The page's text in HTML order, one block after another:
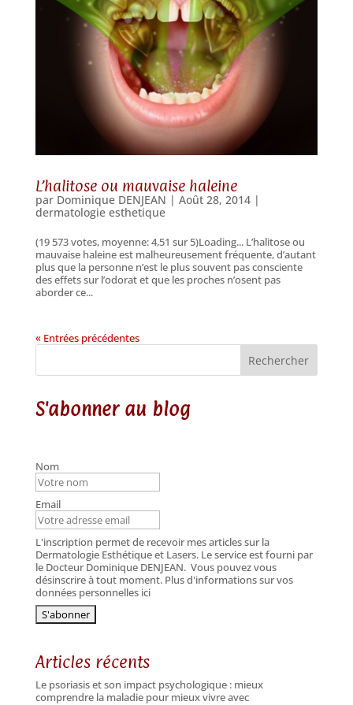
L’halitose ou mauvaise haleine
par Dominique DENJEAN | Août 28, 2014|
dermatologie esthetique
(19 573 votes, moyenne: 4,51 sur 5)Loading... L’halitose ou
mauvaise haleine est malheureusement fréquente, d’autant
plus que la personne n’est le plus souvent pas consciente
des effets sur l’odorat et que les proches n’osent pas
aborder ce...
« Entrées précédentes
Rechercher
S'abonner au blog
Nom
Email
L'inscription permet de recevoir mes articles sur la
Dermatologie Esthétique et Lasers. Le service est fourni par
le Docteur Dominique DENJEAN. Vous pouvez vous
désinscrire à tout moment. Plus d'informations sur vos
données personnelles ici
Articles récents
Le psoriasis et son impact psychologique : mieux
comprendre la maladie pour mieux vivre avec